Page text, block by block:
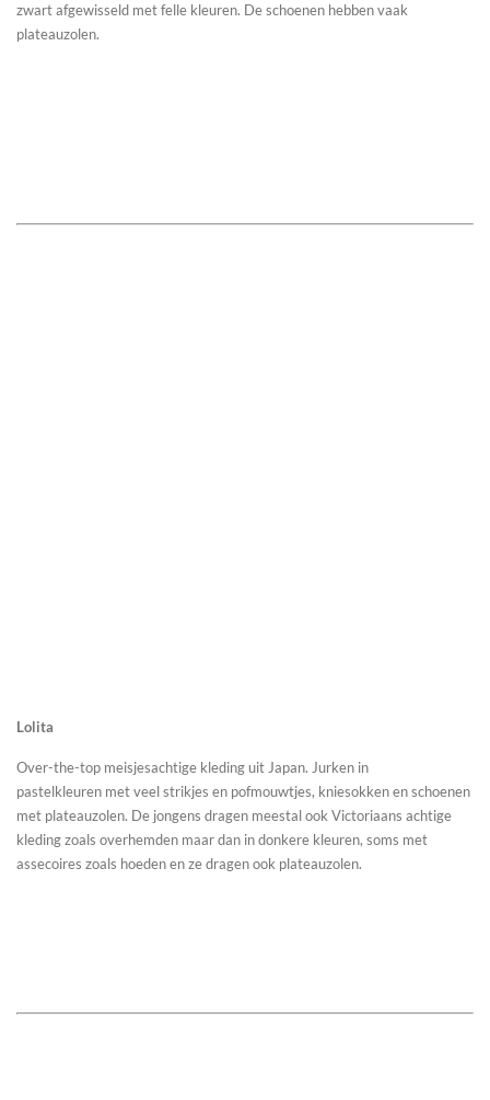
zwart afgewisseld met felle kleuren. De schoenen hebben vaak
plateauzolen.
Lolita
Over-the-top meisjesachtige kleding uit Japan. Jurken in
pastelkleuren met veel strikjes en pofmouwtjes, kniesokken en schoenen
met plateauzolen. De jongens dragen meestal ook Victoriaans achtige
kleding zoals overhemden maar dan in donkere kleuren, soms met
assecoires zoals hoeden en ze dragen ook plateauzolen.